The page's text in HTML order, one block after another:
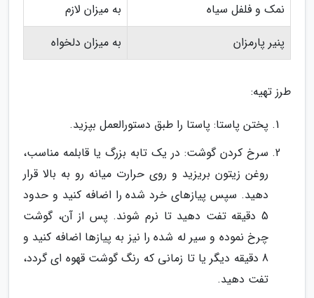
نمک و فلفل سیاه
به میزان لازم
پنیر پارمزان
به میزان دلخواه
طرز تهیه:
پختن پاستا: پاستا را طبق دستورالعمل بپزید.
سرخ کردن گوشت: در یک تابه بزرگ یا قابلمه مناسب،
روغن زیتون بریزید و روی حرارت میانه رو به بالا قرار
دهید. سپس پیازهای خرد شده را اضافه کنید و حدود
5 دقیقه تفت دهید تا نرم شوند. پس از آن، گوشت
چرخ نموده و سیر له شده را نیز به پیازها اضافه کنید و
8 دقیقه دیگر یا تا زمانی که رنگ گوشت قهوه ای گردد،
تفت دهید.